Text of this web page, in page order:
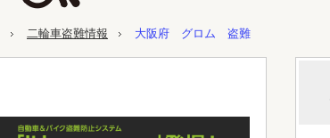
二輪車盗難情報 大阪府 グロム 盗難